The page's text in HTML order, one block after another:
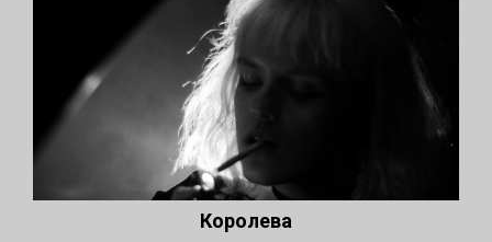
Королева